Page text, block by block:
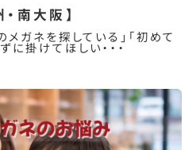
南大阪】
メガネを探している」「初めて
に掛けてほしい・・・